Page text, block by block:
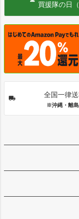
買援隊の日
全国一律
※沖縄・離